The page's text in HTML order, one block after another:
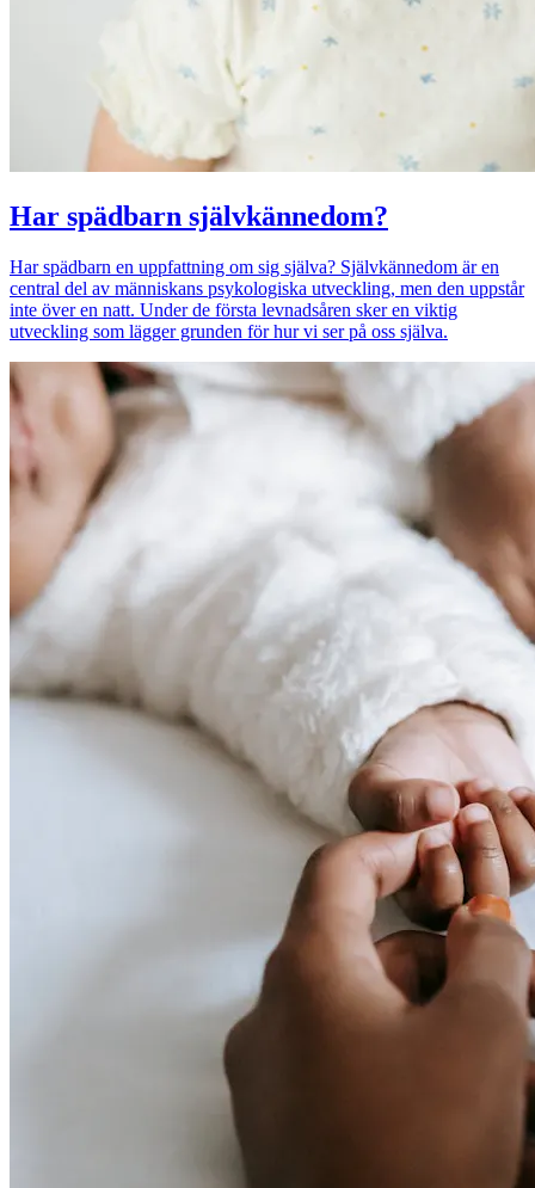
Har spädbarn självkännedom?
Har spädbarn en uppfattning om sig själva? Självkännedom är en
central del av människans psykologiska utveckling, men den uppstår
inte över en natt. Under de första levnadsåren sker en viktig
utveckling som lägger grunden för hur vi ser på oss själva.